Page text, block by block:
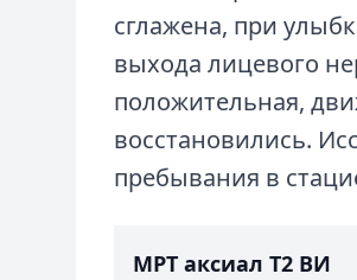
сглажена, при
выхода лицевого
положительная,
восстановились.
пребывания в
МРТ аксиал T2 ВИ